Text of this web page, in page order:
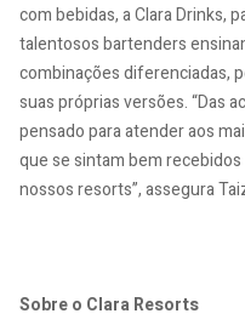
com bebidas, a Clara Drinks,
talentosos bartenders
combinações diferenciadas,
suas próprias versões. “Das
pensado para atender aos
que se sintam bem
nossos resorts”, assegura
Sobre o Clara Resorts